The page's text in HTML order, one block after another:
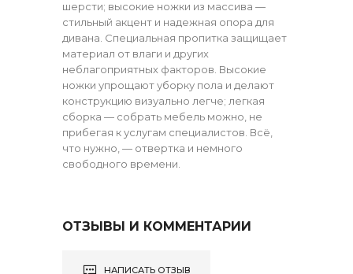
шерсти; высокие ножки из массива —
стильный акцент и надежная опора для
дивана. Специальная пропитка защищает
материал от влаги и других
неблагоприятных факторов. Высокие
ножки упрощают уборку пола и делают
конструкцию визуально легче; легкая
сборка — собрать мебель можно, не
прибегая к услугам специалистов. Всё,
что нужно, — отвертка и немного
свободного времени.
ОТЗЫВЫ И КОММЕНТАРИИ
НАПИСАТЬ ОТЗЫВ